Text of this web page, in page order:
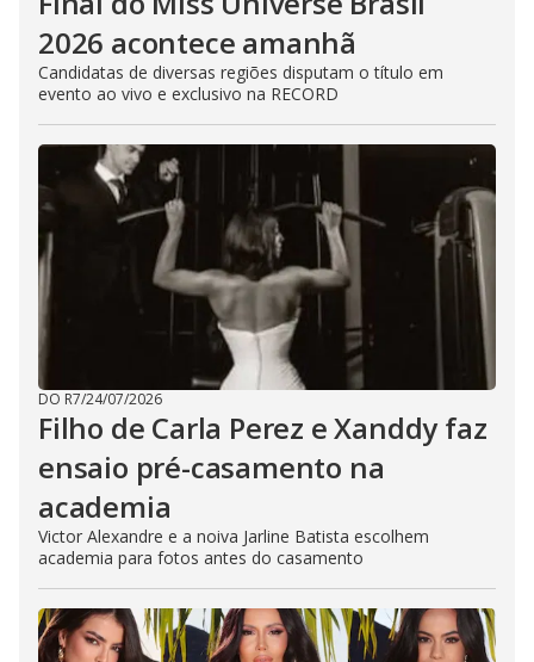
2026 acontece amanhã
Candidatas de diversas regiões disputam o título em
evento ao vivo e exclusivo na RECORD
DO R7/24/07/2026
Filho de Carla Perez e Xanddy faz
ensaio pré-casamento na
academia
Victor Alexandre e a noiva Jarline Batista escolhem
academia para fotos antes do casamento